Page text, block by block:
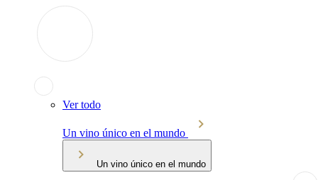
Ver todo
Un vino único en el mundo
Un vino único en el mundo